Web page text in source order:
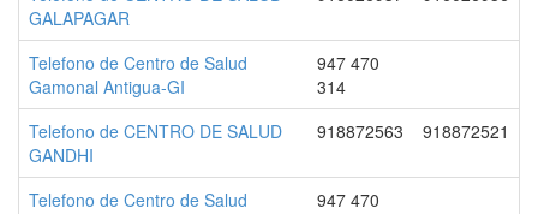
GALAPAGAR
Telefono de Centro de Salud
Gamonal Antigua-GI
947 470
314
Telefono de CENTRO DE SALUD
GANDHI
918872563 918872521
Telefono de Centro de Salud
947 470